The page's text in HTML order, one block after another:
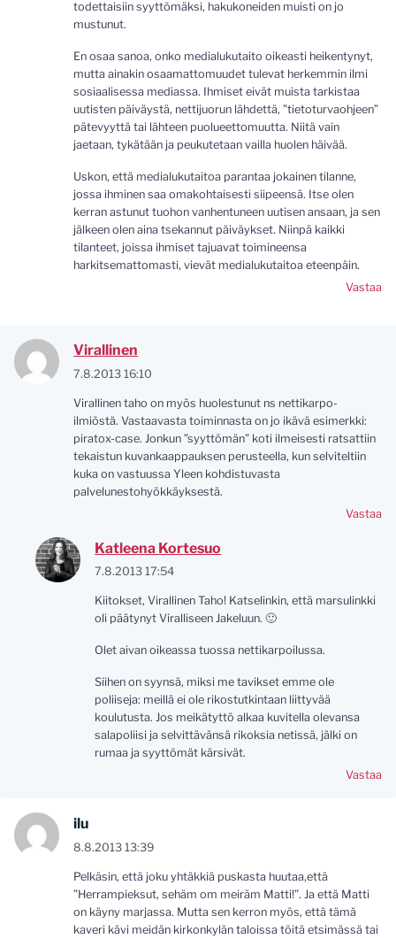
todettaisiin syyttömäksi, hakukoneiden muisti on jo
mustunut.
En osaa sanoa, onko medialukutaito oikeasti heikentynyt,
mutta ainakin osaamattomuudet tulevat herkemmin ilmi
sosiaalisessa mediassa. Ihmiset eivät muista tarkistaa
uutisten päiväystä, nettijuorun lähdettä, ”tietoturvaohjeen”
pätevyyttä tai lähteen puolueettomuutta. Niitä vain
jaetaan, tykätään ja peukutetaan vailla huolen häivää.
Uskon, että medialukutaitoa parantaa jokainen tilanne,
jossa ihminen saa omakohtaisesti siipeensä. Itse olen
kerran astunut tuohon vanhentuneen uutisen ansaan, ja sen
jälkeen olen aina tsekannut päiväykset. Niinpä kaikki
tilanteet, joissa ihmiset tajuavat toimineensa
harkitsemattomasti, vievät medialukutaitoa eteenpäin.
Vastaa
Virallinen
7.8.2013 16:10
Virallinen taho on myös huolestunut ns nettikarpo-
ilmiöstä. Vastaavasta toiminnasta on jo ikävä esimerkki:
piratox-case. Jonkun ”syyttömän” koti ilmeisesti ratsattiin
tekaistun kuvankaappauksen perusteella, kun selviteltiin
kuka on vastuussa Yleen kohdistuvasta
palvelunestohyökkäyksestä.
Vastaa
Katleena Kortesuo
7.8.2013 17:54
Kiitokset, Virallinen Taho! Katselinkin, että marsulinkki
oli päätynyt Viralliseen Jakeluun. 🙂
Olet aivan oikeassa tuossa nettikarpoilussa.
Siihen on syynsä, miksi me tavikset emme ole
poliiseja: meillä ei ole rikostutkintaan liittyvää
koulutusta. Jos meikätyttö alkaa kuvitella olevansa
salapoliisi ja selvittävänsä rikoksia netissä, jälki on
rumaa ja syyttömät kärsivät.
Vastaa
ilu
8.8.2013 13:39
Pelkäsin, että joku yhtäkkiä puskasta huutaa,että
”Herrampieksut, sehäm om meiräm Matti!”. Ja että Matti
on käyny marjassa. Mutta sen kerron myös, että tämä
kaveri kävi meidän kirkonkylän taloissa töitä etsimässä tai